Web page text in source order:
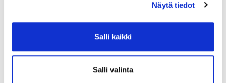
Näytä tiedot
Salli kaikki
Salli valinta